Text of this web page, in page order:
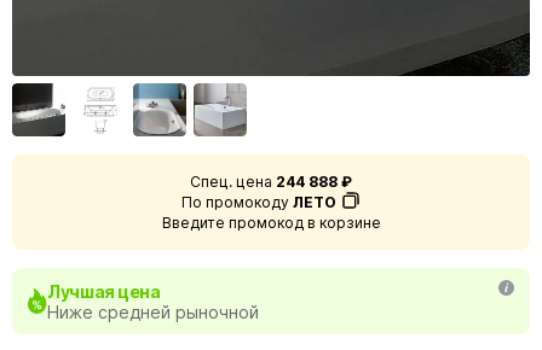
Спец. цена 244 888 ₽
По промокоду ЛЕТО
Введите промокод в корзине
Лучшая цена
Ниже средней рыночной